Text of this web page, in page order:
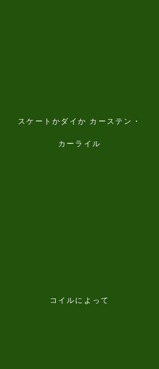
スケートかダイか カーステン・
カーライル
コイルによって